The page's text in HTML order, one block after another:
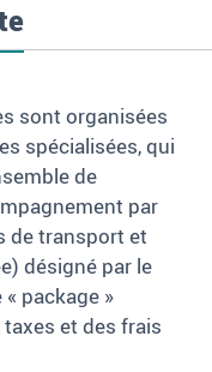
sont organisées
spécialisées, qui
de
par
de transport et
désigné par le
« package »
et des frais